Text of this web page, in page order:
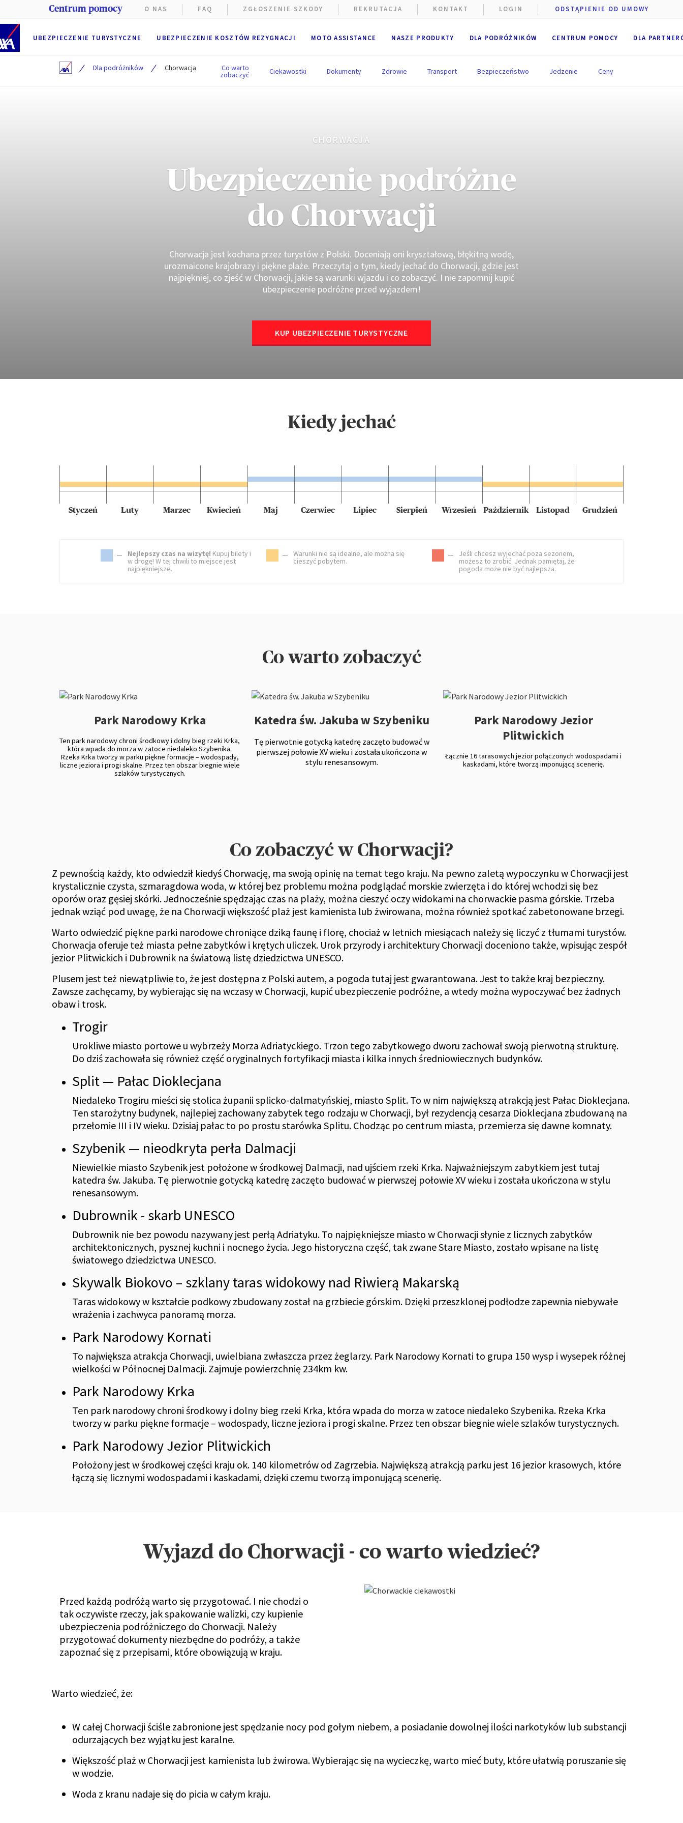
UBEZPIECZENIE TURYSTYCZNE UBEZPIECZENIE KOSZTÓW REZYGNACJI MOTO ASSISTANCE NASZE PRODUKTY DLA PODRÓŻNIKÓW CENTRUM POMOCY DLA
Centrum pomocy O NAS FAQ ZGŁOSZENIE SZKODY REKRUTACJA KONTAKT LOGIN ODSTĄPIENIE OD UMOWY
/ Dla podróżników / Chorwacja Co warto
zobaczyć Ciekawostki Dokumenty Zdrowie Transport Bezpieczeństwo Jedzenie Ceny
CHORWACJA
Ubezpieczenie podróżne
do Chorwacji
Chorwacja jest kochana przez turystów z Polski. Doceniają oni kryształową, błękitną wodę,
urozmaicone krajobrazy i piękne plaże. Przeczytaj o tym, kiedy jechać do Chorwacji, gdzie jest
najpiękniej, co zjeść w Chorwacji, jakie są warunki wjazdu i co zobaczyć. I nie zapomnij kupić
ubezpieczenie podróżne przed wyjazdem!
KUP UBEZPIECZENIE TURYSTYCZNE
Kiedy jechać
Styczeń Luty Marzec Kwiecień Maj Czerwiec Lipiec Sierpień Wrzesień Październik Listopad Grudzień
Nejlepszy czas na wizytę! Kupuj bilety i
w drogę! W tej chwili to miejsce jest
najpiękniejsze.
Warunki nie są idealne, ale można się
cieszyć pobytem.
Jeśli chcesz wyjechać poza sezonem,
możesz to zrobić. Jednak pamiętaj, że
pogoda może nie być najlepsza.
Co warto zobaczyć
Park Narodowy Krka
Ten park narodowy chroni środkowy i dolny bieg rzeki Krka,
która wpada do morza w zatoce niedaleko Szybenika.
Rzeka Krka tworzy w parku piękne formacje – wodospady,
liczne jeziora i progi skalne. Przez ten obszar biegnie wiele
szlaków turystycznych.
Katedra św. Jakuba w Szybeniku
Tę pierwotnie gotycką katedrę zaczęto budować w
pierwszej połowie XV wieku i została ukończona w
stylu renesansowym.
Park Narodowy Jezior
Plitwickich
Łącznie 16 tarasowych jezior połączonych wodospadami i
kaskadami, które tworzą imponującą scenerię.
Co zobaczyć w Chorwacji?
Z pewnością każdy, kto odwiedził kiedyś Chorwację, ma swoją opinię na temat tego kraju. Na pewno zaletą wypoczynku w Chorwacji jest
krystalicznie czysta, szmaragdowa woda, w której bez problemu można podglądać morskie zwierzęta i do której wchodzi się bez
oporów oraz gęsiej skórki. Jednocześnie spędzając czas na plaży, można cieszyć oczy widokami na chorwackie pasma górskie. Trzeba
jednak wziąć pod uwagę, że na Chorwacji większość plaż jest kamienista lub żwirowana, można również spotkać zabetonowane brzegi.
Warto odwiedzić piękne parki narodowe chroniące dziką faunę i florę, chociaż w letnich miesiącach należy się liczyć z tłumami turystów.
Chorwacja oferuje też miasta pełne zabytków i krętych uliczek. Urok przyrody i architektury Chorwacji doceniono także, wpisując zespół
jezior Plitwickich i Dubrownik na światową listę dziedzictwa UNESCO.
Plusem jest też niewątpliwie to, że jest dostępna z Polski autem, a pogoda tutaj jest gwarantowana. Jest to także kraj bezpieczny.
Zawsze zachęcamy, by wybierając się na wczasy w Chorwacji, kupić ubezpieczenie podróżne, a wtedy można wypoczywać bez żadnych
obaw i trosk.
Trogir
Urokliwe miasto portowe u wybrzeży Morza Adriatyckiego. Trzon tego zabytkowego dworu zachował swoją pierwotną strukturę.
Do dziś zachowała się również część oryginalnych fortyfikacji miasta i kilka innych średniowiecznych budynków.
Split — Pałac Dioklecjana
Niedaleko Trogiru mieści się stolica żupanii splicko-dalmatyńskiej, miasto Split. To w nim największą atrakcją jest Pałac Dioklecjana.
Ten starożytny budynek, najlepiej zachowany zabytek tego rodzaju w Chorwacji, był rezydencją cesarza Dioklecjana zbudowaną na
przełomie III i IV wieku. Dzisiaj pałac to po prostu starówka Splitu. Chodząc po centrum miasta, przemierza się dawne komnaty.
Szybenik — nieodkryta perła Dalmacji
Niewielkie miasto Szybenik jest położone w środkowej Dalmacji, nad ujściem rzeki Krka. Najważniejszym zabytkiem jest tutaj
katedra św. Jakuba. Tę pierwotnie gotycką katedrę zaczęto budować w pierwszej połowie XV wieku i została ukończona w stylu
renesansowym.
Dubrownik - skarb UNESCO
Dubrownik nie bez powodu nazywany jest perłą Adriatyku. To najpiękniejsze miasto w Chorwacji słynie z licznych zabytków
architektonicznych, pysznej kuchni i nocnego życia. Jego historyczna część, tak zwane Stare Miasto, zostało wpisane na listę
światowego dziedzictwa UNESCO.
Skywalk Biokovo – szklany taras widokowy nad Riwierą Makarską
Taras widokowy w kształcie podkowy zbudowany został na grzbiecie górskim. Dzięki przeszklonej podłodze zapewnia niebywałe
wrażenia i zachwyca panoramą morza.
Park Narodowy Kornati
To największa atrakcja Chorwacji, uwielbiana zwłaszcza przez żeglarzy. Park Narodowy Kornati to grupa 150 wysp i wysepek różnej
wielkości w Północnej Dalmacji. Zajmuje powierzchnię 234km kw.
Park Narodowy Krka
Ten park narodowy chroni środkowy i dolny bieg rzeki Krka, która wpada do morza w zatoce niedaleko Szybenika. Rzeka Krka
tworzy w parku piękne formacje – wodospady, liczne jeziora i progi skalne. Przez ten obszar biegnie wiele szlaków turystycznych.
Park Narodowy Jezior Plitwickich
Położony jest w środkowej części kraju ok. 140 kilometrów od Zagrzebia. Największą atrakcją parku jest 16 jezior krasowych, które
łączą się licznymi wodospadami i kaskadami, dzięki czemu tworzą imponującą scenerię.
Wyjazd do Chorwacji - co warto wiedzieć?
Przed każdą podróżą warto się przygotować. I nie chodzi o
tak oczywiste rzeczy, jak spakowanie walizki, czy kupienie
ubezpieczenia podróżniczego do Chorwacji. Należy
przygotować dokumenty niezbędne do podróży, a także
zapoznać się z przepisami, które obowiązują w kraju.
Warto wiedzieć, że:
W całej Chorwacji ściśle zabronione jest spędzanie nocy pod gołym niebem, a posiadanie dowolnej ilości narkotyków lub substancji
odurzających bez wyjątku jest karalne.
Większość plaż w Chorwacji jest kamienista lub żwirowa. Wybierając się na wycieczkę, warto mieć buty, które ułatwią poruszanie się
w wodzie.
Woda z kranu nadaje się do picia w całym kraju.